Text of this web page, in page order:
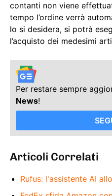
contanti non viene
tempo l’ordine verrà
lo si desidera, si potrà
l’acquisto dei medesimi
Per restare sempre
News!
Articoli Correlati
Rufus: l'assistente AI